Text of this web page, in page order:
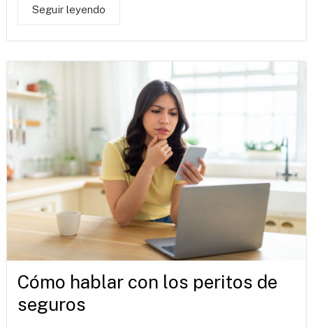
Seguir leyendo
Cómo hablar con los peritos de
seguros